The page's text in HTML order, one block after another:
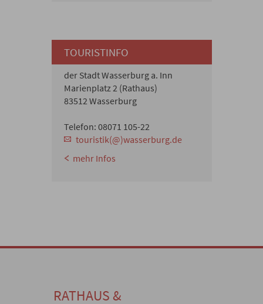
TOURISTINFO
der Stadt Wasserburg a. Inn
Marienplatz 2 (Rathaus)
83512 Wasserburg
Telefon: 08071 105-22
touristik(@)wasserburg.de
mehr Infos
RATHAUS &